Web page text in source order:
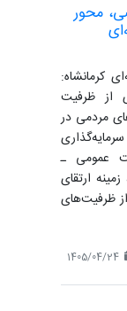
محور
کرمانشاه:
از ظرفیت
مردمی در
عمومی ـ
ارتقای
ظرفیت‌های